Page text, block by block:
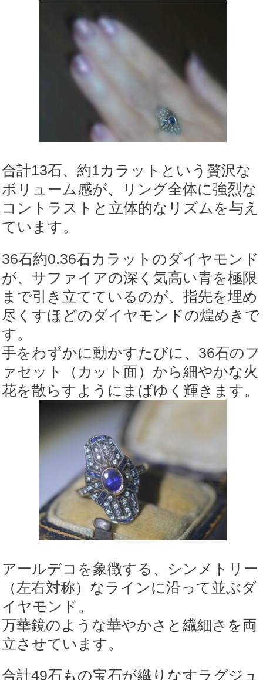
合計13石、約1カラットという贅沢な
ボリューム感が、リング全体に強烈な
コントラストと立体的なリズムを与え
ています。
36石約0.36石カラットのダイヤモンド
が、サファイアの深く気高い青を極限
まで引き立てているのが、指先を埋め
尽くすほどのダイヤモンドの煌めきで
す。
手をわずかに動かすたびに、36石のフ
ァセット（カット面）から細やかな火
花を散らすようにまばゆく輝きます。
アールデコを象徴する、シンメトリー
（左右対称）なラインに沿って並ぶダ
イヤモンド。
万華鏡のような華やかさと繊細さを両
立させています。
合計49石もの宝石が織りなすラグジュ